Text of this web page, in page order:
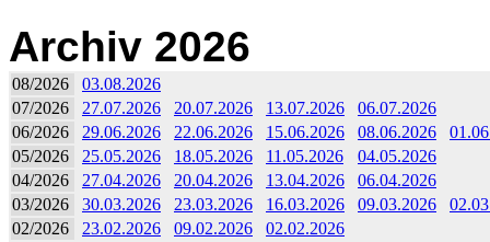
Archiv 2026
08/2026
03.08.2026
07/2026
27.07.2026 20.07.2026 13.07.2026
06.07.2026
06/2026
29.06.2026 22.06.2026 15.06.2026 08.06.2026
05/2026
25.05.2026 18.05.2026 11.05.2026
04.05.2026
04/2026
27.04.2026 20.04.2026 13.04.2026
06.04.2026
03/2026
30.03.2026 23.03.2026 16.03.2026 09.03.2026
02/2026
23.02.2026 09.02.2026
02.02.2026